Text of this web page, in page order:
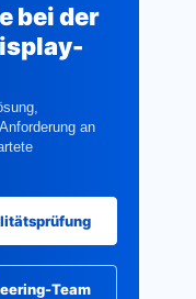
bei der
an
Team